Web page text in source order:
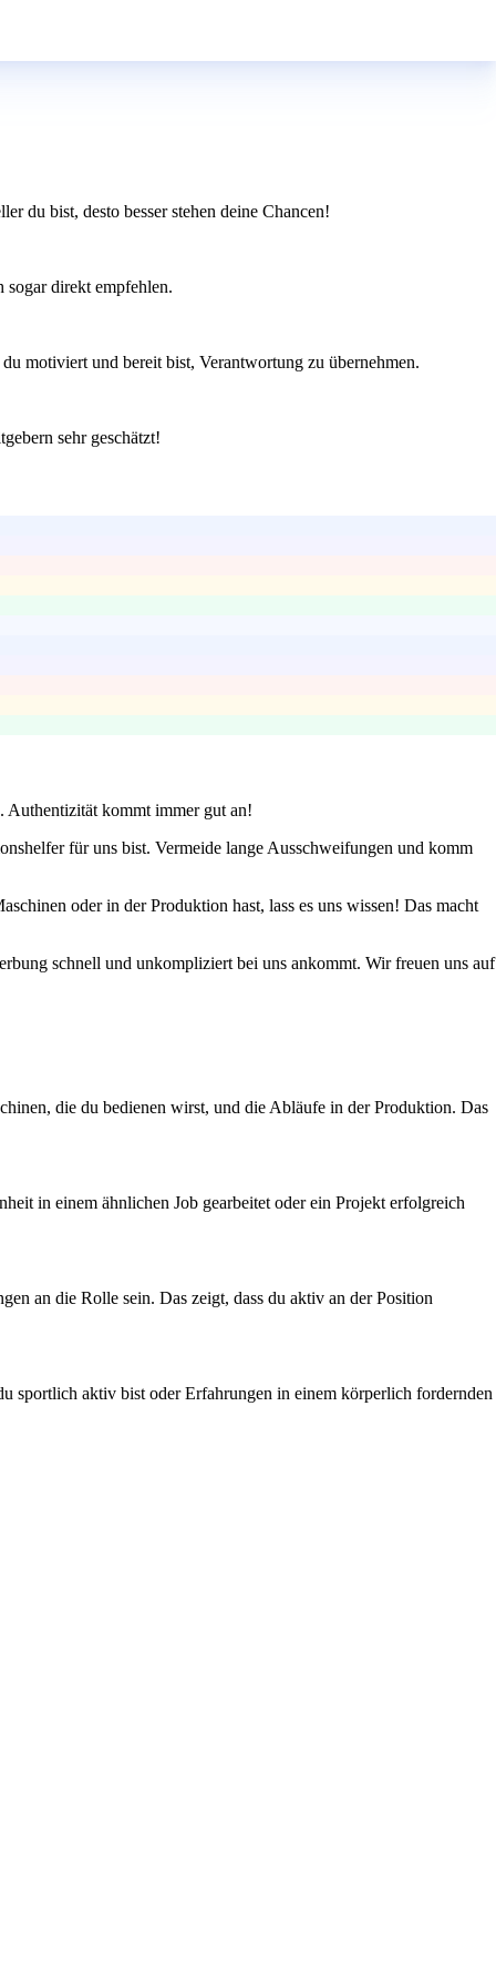
du bist, desto besser stehen deine Chancen!
direkt empfehlen.
motiviert und bereit bist, Verantwortung zu übernehmen.
sehr geschätzt!
Authentizität kommt immer gut an!
für uns bist. Vermeide lange Ausschweifungen und komm
oder in der Produktion hast, lass es uns wissen! Das macht
schnell und unkompliziert bei uns ankommt. Wir freuen uns auf
die du bedienen wirst, und die Abläufe in der Produktion. Das
in einem ähnlichen Job gearbeitet oder ein Projekt erfolgreich
an die Rolle sein. Das zeigt, dass du aktiv an der Position
sportlich aktiv bist oder Erfahrungen in einem körperlich fordernden